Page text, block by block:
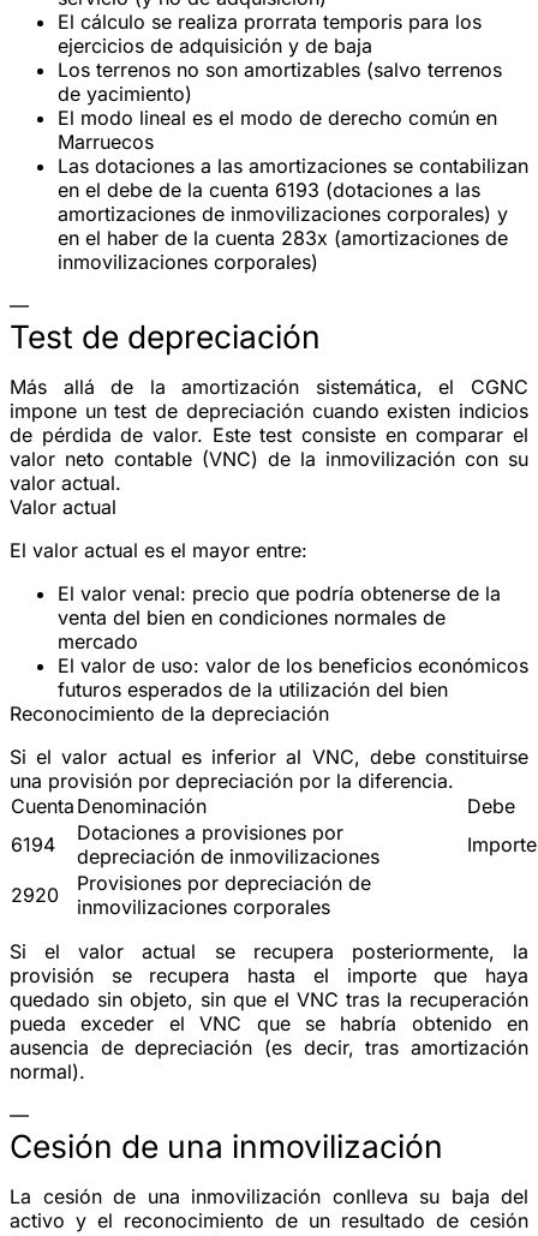
El cálculo se realiza prorrata temporis para los
ejercicios de adquisición y de baja
Los terrenos no son amortizables (salvo terrenos
de yacimiento)
El modo lineal es el modo de derecho común en
Marruecos
Las dotaciones a las amortizaciones se contabilizan
en el debe de la cuenta 6193 (dotaciones a las
amortizaciones de inmovilizaciones corporales) y
en el haber de la cuenta 283x (amortizaciones de
inmovilizaciones corporales)
—
Test de depreciación
Más allá de la amortización sistemática, el CGNC
impone untest de depreciacióncuando existen indicios
de pérdida de valor. Este test consiste en comparar el
valor neto contable (VNC) de la inmovilización con su
valor actual.
Valor actual
El valor actual es el mayor entre:
El valor venal: precio que podría obtenerse de la
venta del bien en condiciones normales de
mercado
El valor de uso: valor de los beneficios económicos
futuros esperados de la utilización del bien
Reconocimiento de la depreciación
Si el valor actual es inferior al VNC, debe constituirse
una provisión por depreciación por la diferencia.
Cuenta Denominación
Debe
6194
Dotaciones a provisiones por
depreciación de inmovilizaciones
Importe
2920
Provisiones por depreciación de
inmovilizaciones corporales
Si el valor actual se recupera posteriormente, la
provisión se recupera hasta el importe que haya
quedado sin objeto, sin que el VNC tras la recuperación
pueda exceder el VNC que se habría obtenido en
ausencia de depreciación (es decir, tras amortización
normal).
—
Cesión de una inmovilización
La cesión de una inmovilización conlleva su baja del
activo y el reconocimiento de un resultado de cesión